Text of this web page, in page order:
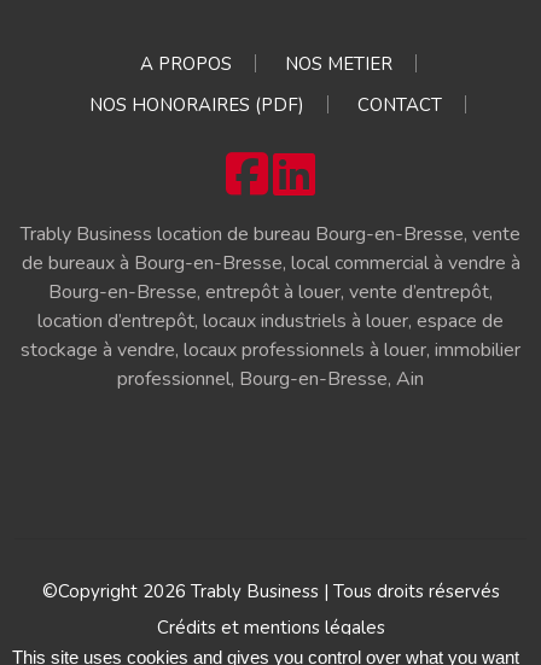
A PROPOS
NOS METIER
NOS HONORAIRES (PDF)
CONTACT
Trably Business location de bureau Bourg-en-Bresse, vente
de bureaux à Bourg-en-Bresse, local commercial à vendre à
Bourg-en-Bresse, entrepôt à louer, vente d’entrepôt,
location d’entrepôt, locaux industriels à louer, espace de
stockage à vendre, locaux professionnels à louer, immobilier
professionnel, Bourg-en-Bresse, Ain
©Copyright 2026 Trably Business | Tous droits réservés
Crédits et mentions légales
This site uses cookies and gives you control over what you want